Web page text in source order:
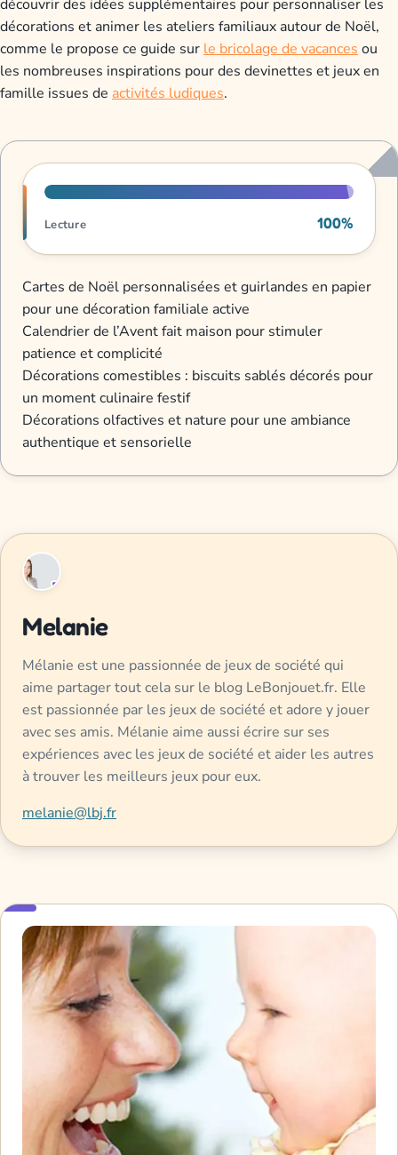
découvrir des idées supplémentaires pour personnaliser les
décorations et animer les ateliers familiaux autour de Noël,
comme le propose ce guide sur le bricolage de vacances ou
les nombreuses inspirations pour des devinettes et jeux en
famille issues de activités ludiques.
Progression de lecture
Lecture 100%
Cartes de Noël personnalisées et guirlandes en papier
pour une décoration familiale active
Calendrier de l’Avent fait maison pour stimuler
patience et complicité
Décorations comestibles : biscuits sablés décorés pour
un moment culinaire festif
Décorations olfactives et nature pour une ambiance
authentique et sensorielle
Melanie
Mélanie est une passionnée de jeux de société qui
aime partager tout cela sur le blog LeBonjouet.fr. Elle
est passionnée par les jeux de société et adore y jouer
avec ses amis. Mélanie aime aussi écrire sur ses
expériences avec les jeux de société et aider les autres
à trouver les meilleurs jeux pour eux.
melanie@lbj.fr